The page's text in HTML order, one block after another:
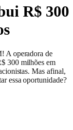
R$ 300
A operadora de
300 milhões em
Mas afinal,
essa oportunidade?